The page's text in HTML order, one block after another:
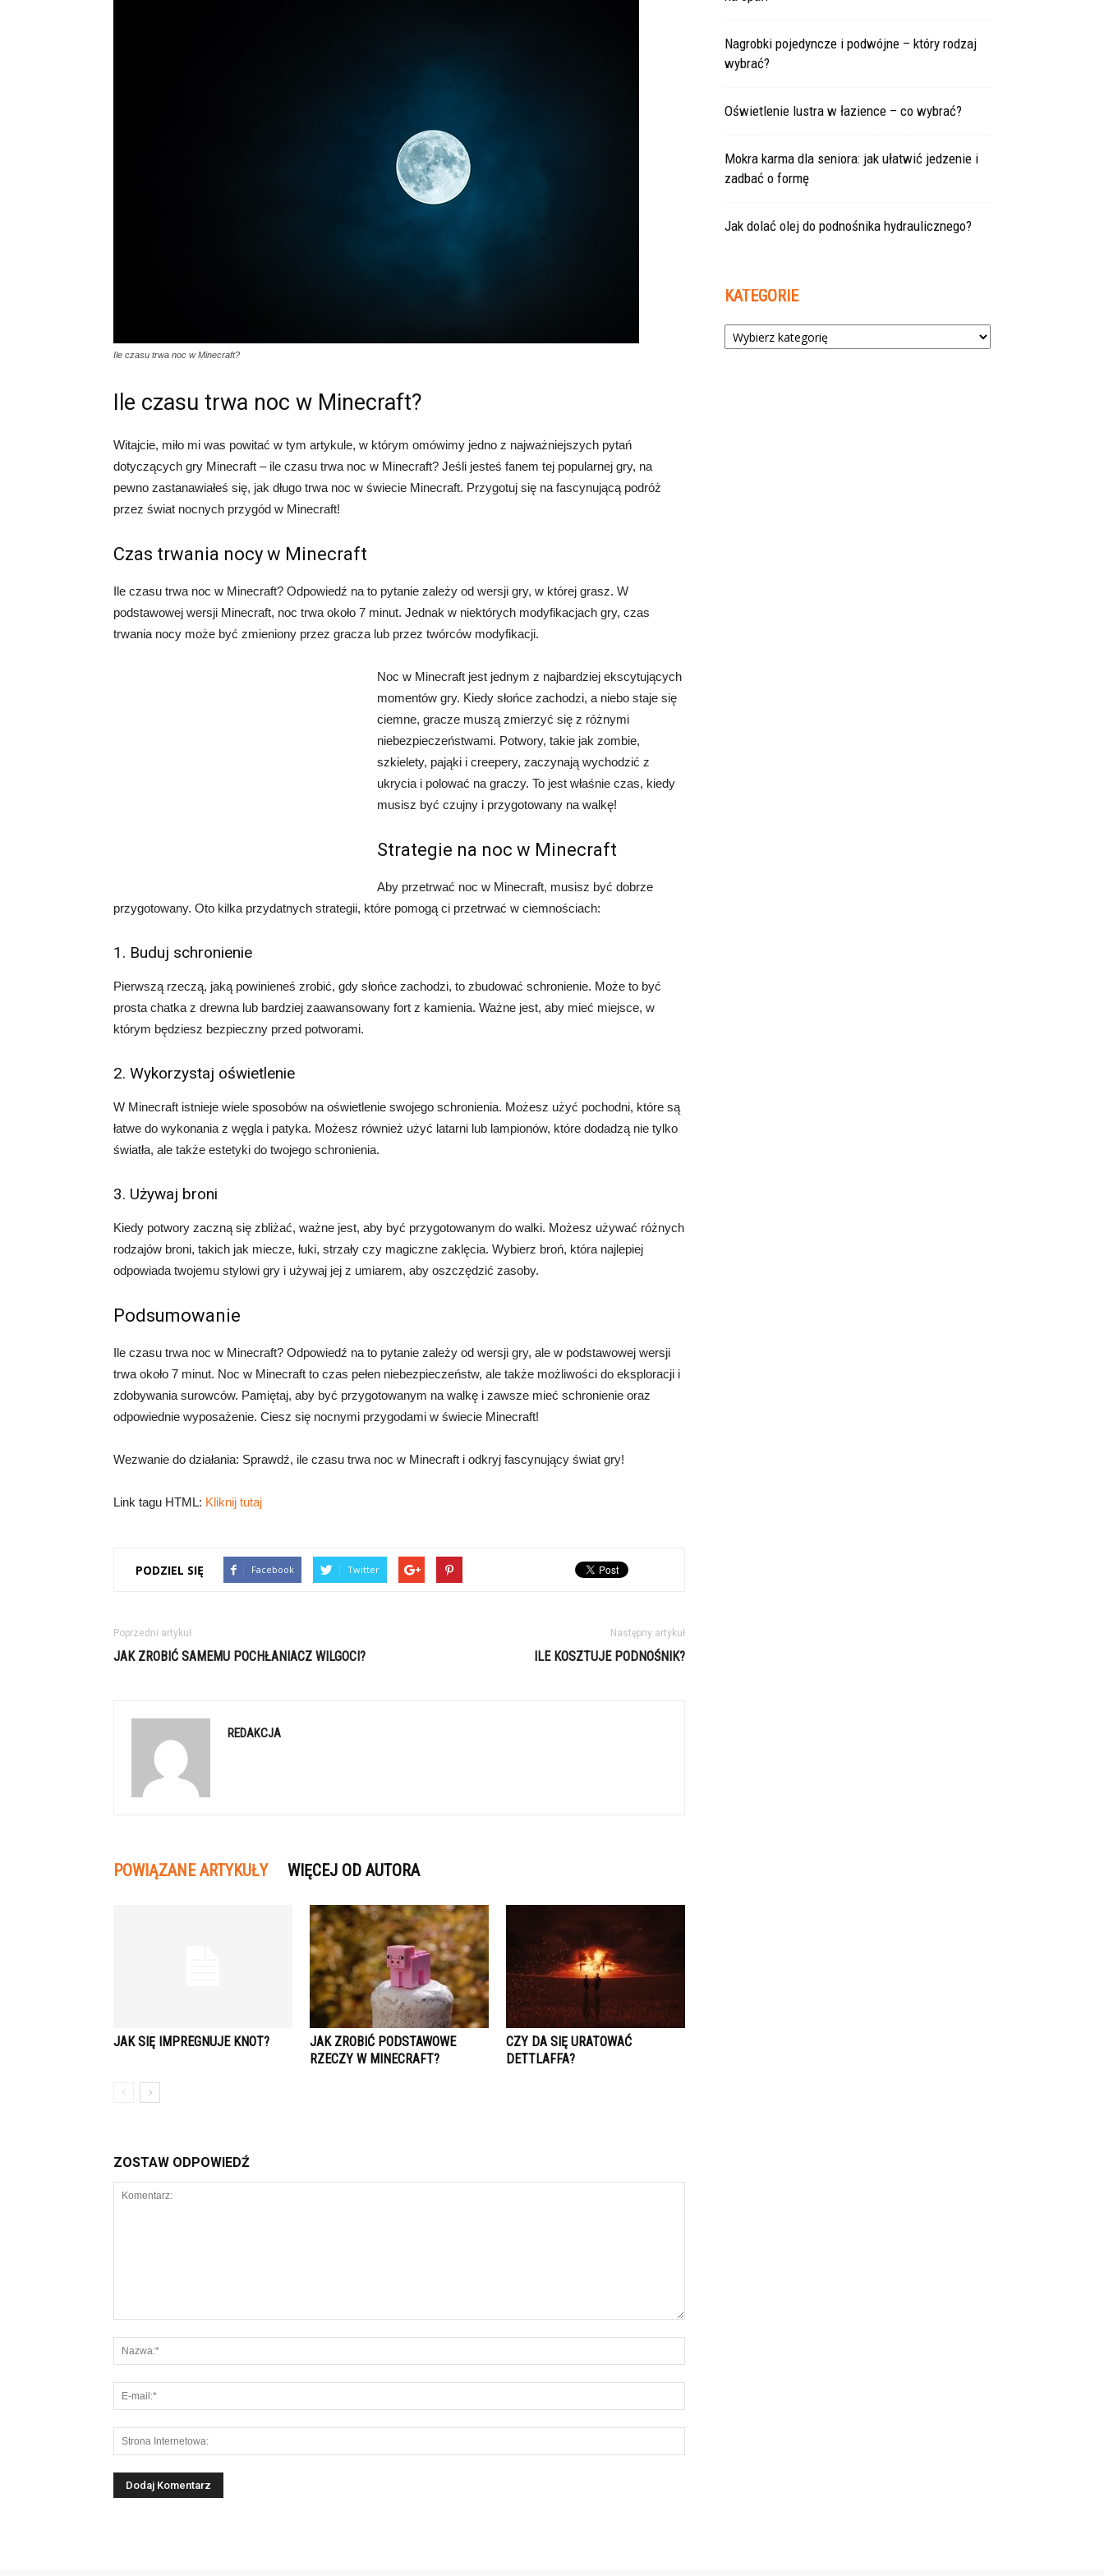
Ile czasu trwa noc w Minecraft?
Ile czasu trwa noc w Minecraft?
Witajcie, miło mi was powitać w tym artykule, w którym omówimy jedno z najważniejszych pytań
dotyczących gry Minecraft – ile czasu trwa noc w Minecraft? Jeśli jesteś fanem tej popularnej gry, na
pewno zastanawiałeś się, jak długo trwa noc w świecie Minecraft. Przygotuj się na fascynującą podróż
przez świat nocnych przygód w Minecraft!
Czas trwania nocy w Minecraft
Ile czasu trwa noc w Minecraft? Odpowiedź na to pytanie zależy od wersji gry, w której grasz. W
podstawowej wersji Minecraft, noc trwa około 7 minut. Jednak w niektórych modyfikacjach gry, czas
trwania nocy może być zmieniony przez gracza lub przez twórców modyfikacji.
Noc w Minecraft jest jednym z najbardziej ekscytujących
momentów gry. Kiedy słońce zachodzi, a niebo staje się
ciemne, gracze muszą zmierzyć się z różnymi
niebezpieczeństwami. Potwory, takie jak zombie,
szkielety, pająki i creepery, zaczynają wychodzić z
ukrycia i polować na graczy. To jest właśnie czas, kiedy
musisz być czujny i przygotowany na walkę!
Strategie na noc w Minecraft
Aby przetrwać noc w Minecraft, musisz być dobrze
przygotowany. Oto kilka przydatnych strategii, które pomogą ci przetrwać w ciemnościach:
1. Buduj schronienie
Pierwszą rzeczą, jaką powinieneś zrobić, gdy słońce zachodzi, to zbudować schronienie. Może to być
prosta chatka z drewna lub bardziej zaawansowany fort z kamienia. Ważne jest, aby mieć miejsce, w
którym będziesz bezpieczny przed potworami.
2. Wykorzystaj oświetlenie
W Minecraft istnieje wiele sposobów na oświetlenie swojego schronienia. Możesz użyć pochodni, które są
łatwe do wykonania z węgla i patyka. Możesz również użyć latarni lub lampionów, które dodadzą nie tylko
światła, ale także estetyki do twojego schronienia.
3. Używaj broni
Kiedy potwory zaczną się zbliżać, ważne jest, aby być przygotowanym do walki. Możesz używać różnych
rodzajów broni, takich jak miecze, łuki, strzały czy magiczne zaklęcia. Wybierz broń, która najlepiej
odpowiada twojemu stylowi gry i używaj jej z umiarem, aby oszczędzić zasoby.
Podsumowanie
Ile czasu trwa noc w Minecraft? Odpowiedź na to pytanie zależy od wersji gry, ale w podstawowej wersji
trwa około 7 minut. Noc w Minecraft to czas pełen niebezpieczeństw, ale także możliwości do eksploracji i
zdobywania surowców. Pamiętaj, aby być przygotowanym na walkę i zawsze mieć schronienie oraz
odpowiednie wyposażenie. Ciesz się nocnymi przygodami w świecie Minecraft!
Wezwanie do działania: Sprawdź, ile czasu trwa noc w Minecraft i odkryj fascynujący świat gry!
Link tagu HTML: Kliknij tutaj
PODZIEL SIĘ Facebook Twitter
Poprzedni artykuł
JAK ZROBIĆ SAMEMU POCHŁANIACZ WILGOCI?
Następny artykuł
ILE KOSZTUJE PODNOŚNIK?
REDAKCJA
POWIĄZANE ARTYKUŁY WIĘCEJ OD AUTORA
JAK SIĘ IMPREGNUJE KNOT?
JAK ZROBIĆ PODSTAWOWE
RZECZY W MINECRAFT?
CZY DA SIĘ URATOWAĆ
DETTLAFFA?
ZOSTAW ODPOWIEDŹ
Nagrobki pojedyncze i podwójne – który rodzaj
wybrać?
Oświetlenie lustra w łazience – co wybrać?
Mokra karma dla seniora: jak ułatwić jedzenie i
zadbać o formę
Jak dolać olej do podnośnika hydraulicznego?
KATEGORIE
Kategorie